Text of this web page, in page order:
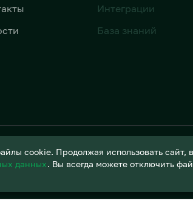
Интеграции
База знаний
cookie. Продолжая использовать сайт,
данных. Вы всегда можете отключить